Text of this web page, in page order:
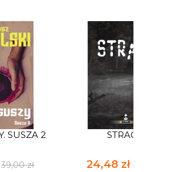
SUSZA 2
39,00 zł
STRACH
24,48 zł 36,00 zł